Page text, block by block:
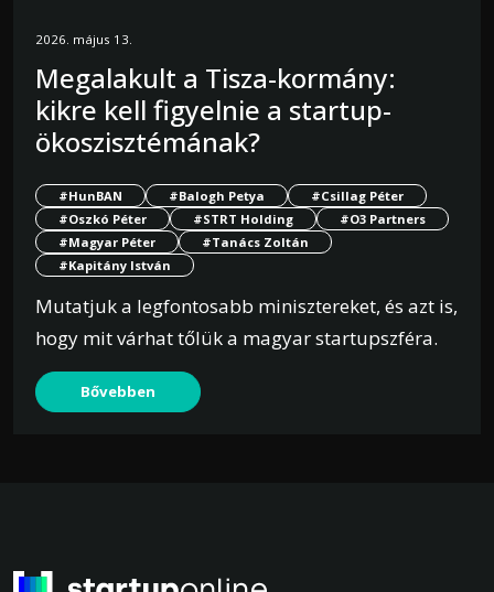
2026. május 13.
Megalakult a Tisza-kormány:
kikre kell figyelnie a startup-
ökoszisztémának?
#HunBAN #Balogh Petya
#Csillag Péter
#Oszkó Péter
#STRT Holding
#O3 Partners
#Magyar Péter
#Tanács Zoltán
#Kapitány István
Mutatjuk a legfontosabb minisztereket, és azt is,
hogy mit várhat tőlük a magyar startupszféra.
Bővebben